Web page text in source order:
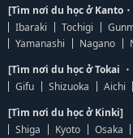
[Tìm nơi du học ở Kanto
Ibaraki
Tochigi
Yamanashi
Nagano
[Tìm nơi du học ở Tokai
Gifu
Shizuoka Aichi
[Tìm nơi du học ở Kinki]
Shiga
Kyoto Osaka